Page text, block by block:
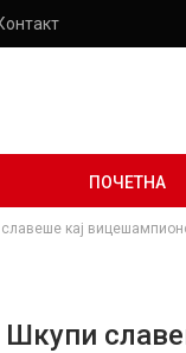
ПОЧЕТНА
кај